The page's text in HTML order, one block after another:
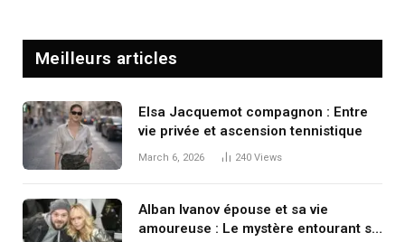
Meilleurs articles
Elsa Jacquemot compagnon : Entre
vie privée et ascension tennistique
March 6, 2026 240 Views
Alban Ivanov épouse et sa vie
amoureuse : Le mystère entourant sa